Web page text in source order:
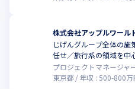
株式会社アップルワール
じげんグループ全体の
任せ／旅行系の領域を中
プロジェクトマネージャ
東京都
年収 :500-800